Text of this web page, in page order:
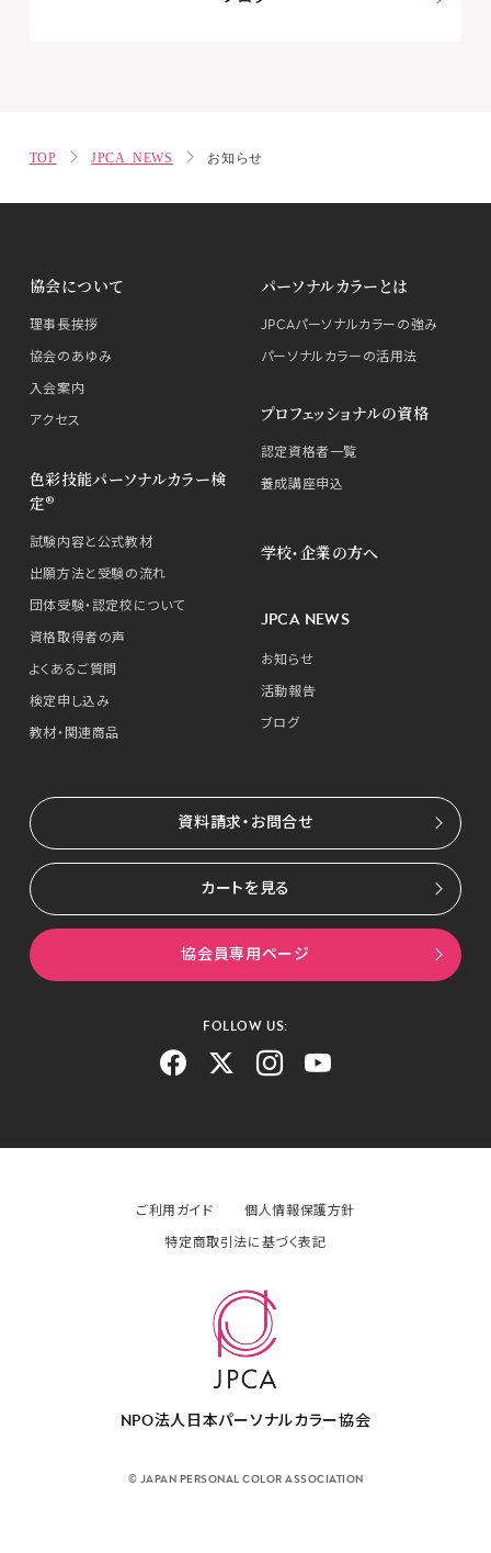
TOP JPCA NEWS お知らせ
協会について
理事長挨拶
協会のあゆみ
入会案内
アクセス
パーソナルカラーとは
JPCAパーソナルカラーの強み
パーソナルカラーの活用法
色彩技能パーソナルカラー検
定®
試験内容と公式教材
出願方法と受験の流れ
団体受験・認定校について
資格取得者の声
よくあるご質問
検定申し込み
教材・関連商品
プロフェッショナルの資格
認定資格者一覧
養成講座申込
学校・企業の方へ
JPCA NEWS
お知らせ
活動報告
ブログ
資料請求・お問合せ
カートを見る
協会員専用ページ
FOLLOW US:
ご利用ガイド
個人情報保護方針
特定商取引法に基づく表記
NPO法人日本パーソナルカラー協会
© JAPAN PERSONAL COLOR ASSOCIATION